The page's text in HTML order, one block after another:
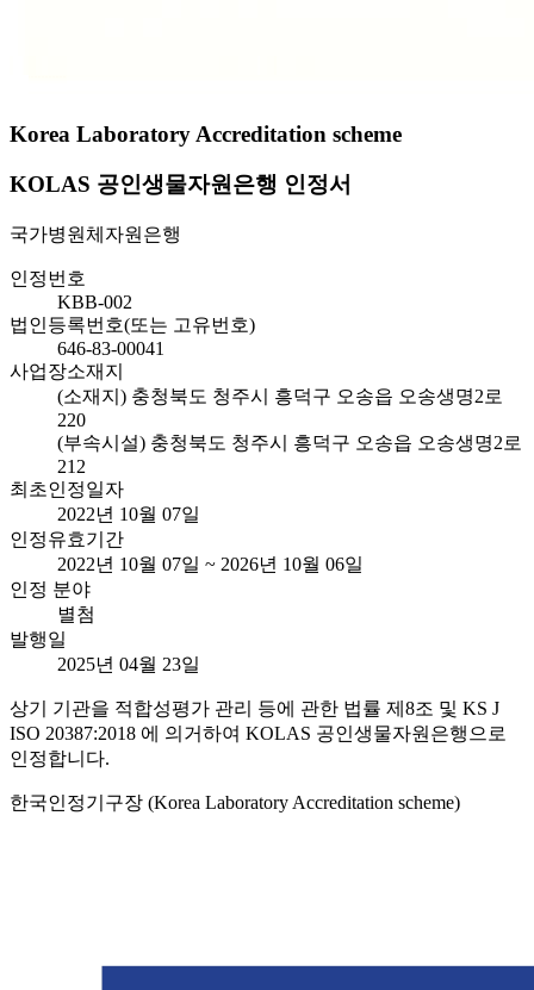
Korea Laboratory Accreditation scheme
KOLAS 공인생물자원은행 인정서
국가병원체자원은행
인정번호
KBB-002
법인등록번호(또는 고유번호)
646-83-00041
사업장소재지
(소재지) 충청북도 청주시 흥덕구 오송읍 오송생명2로
220
(부속시설) 충청북도 청주시 흥덕구 오송읍 오송생명2로
212
최초인정일자
2022년 10월 07일
인정유효기간
2022년 10월 07일 ~ 2026년 10월 06일
인정 분야
별첨
발행일
2025년 04월 23일
상기 기관을 적합성평가 관리 등에 관한 법률 제8조 및 KS J
ISO 20387:2018 에 의거하여 KOLAS 공인생물자원은행으로
인정합니다.
한국인정기구장 (Korea Laboratory Accreditation scheme)